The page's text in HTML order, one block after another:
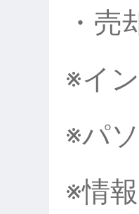
・
※イ
※パ
※情